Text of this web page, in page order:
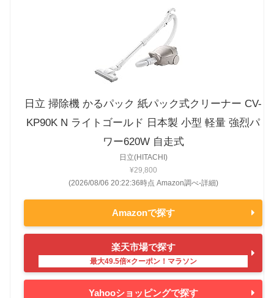
日立 掃除機 かるパック 紙パック式クリーナー CV-
KP90K N ライトゴールド 日本製 小型 軽量 強烈パ
ワー620W 自走式
日立(HITACHI)
¥29,800
(2026/08/06 20:22:36時点 Amazon調べ-詳細)
Amazonで探す
楽天市場で探す
Yahooショッピングで探す